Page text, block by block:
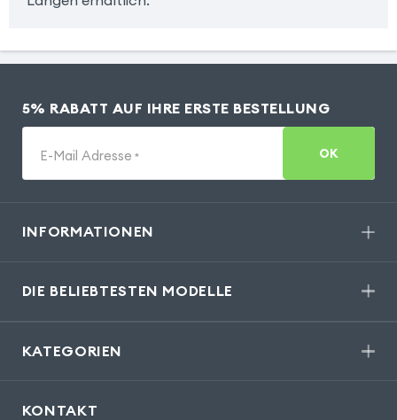
5% RABATT AUF IHRE ERSTE BESTELLUNG
E-Mail Adresse * OK
INFORMATIONEN
DIE BELIEBTESTEN MODELLE
KATEGORIEN
KONTAKT